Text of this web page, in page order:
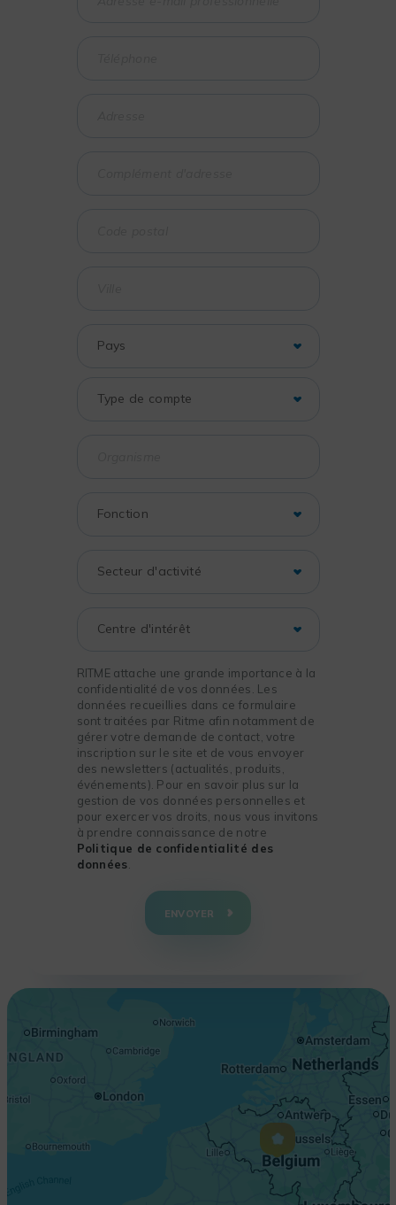
RITME attache une grande importance à la
confidentialité de vos données. Les
données recueillies dans ce formulaire
sont traitées par Ritme afin notamment de
gérer votre demande de contact, votre
inscription sur le site et de vous envoyer
des newsletters (actualités, produits,
événements). Pour en savoir plus sur la
gestion de vos données personnelles et
pour exercer vos droits, nous vous invitons
à prendre connaissance de notre
Politique de confidentialité des
données
ENVOYER